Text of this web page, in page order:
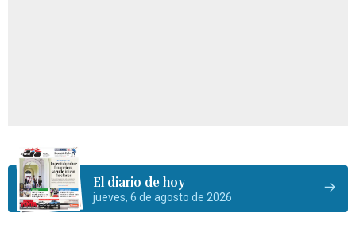
El diario de hoy
jueves, 6 de agosto de 2026